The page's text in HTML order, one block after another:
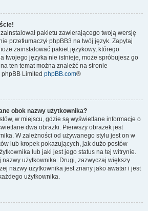
pakietu zawierającego twoją wersję
przetłumaczył phpBB3 na twój język. Zapytaj
zainstalować pakiet językowy, którego
twojego języka nie istnieje, może spróbujesz go
ten temat można znaleźć na stronie
Limited phpBB.com®
obok nazwy użytkownika?
w miejscu, gdzie są wyświetlane informacje o
dwa obrazki. Pierwszy obrazek jest
W zależności od używanego stylu jest on w
lub kropek pokazujących, jak dużo postów
lub jaki jest jego status na tej witrynie.
użytkownika. Drugi, zazwyczaj większy
nazwy użytkownika jest znany jako awatar i jest
użytkownika.